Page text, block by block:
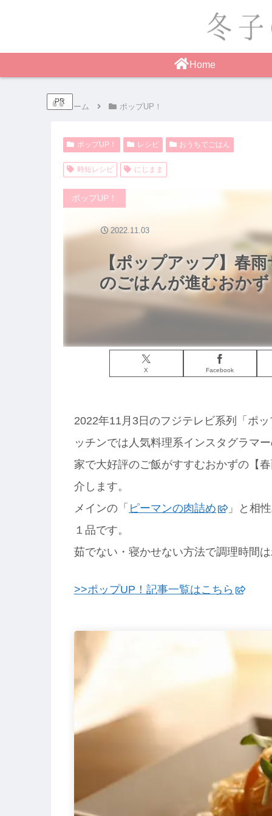
Home
PR
ホーム ポップUP！
ポップUP！ レシピ おうちでごはん
時短レシピ にじまま
【ポップアップ】春
のごはんが進むおかず
ポップUP！
X Facebook
2022.11.03
2022年11月3日のフジテレビ系列「ポ
ッチンでは人気料理系インスタグラマ
家で大好評のご飯がすすむおかずの【
介します。
メインの「 ピーマンの肉詰め
」と相
１品です。
茹でない・寝かせない方法で調理時間
>>ポップUP！記事一覧はこちら